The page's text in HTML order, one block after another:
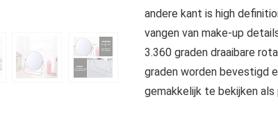
andere kant is high
vangen van make-up
3.360 graden draaibare
graden worden bevestigd
gemakkelijk te bekijken als